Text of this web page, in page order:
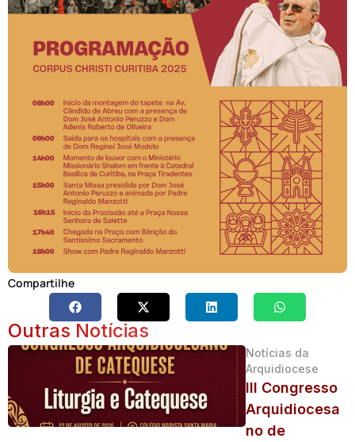
Compartilhe
Outras Notícias
Notícias da
Arquidiocese
III Congresso
Arquidiocesa
no de